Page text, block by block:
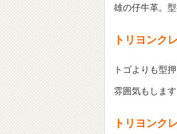
雄の仔牛革。
トリヨンク
トゴよりも型
雰囲気もします
トリヨンク